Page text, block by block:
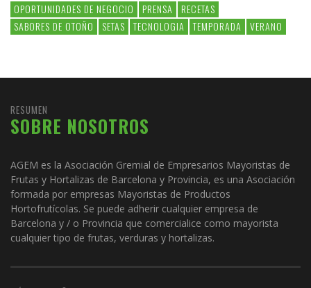
OPORTUNIDADES DE NEGOCIO
PRENSA
RECETAS
SABORES DE OTOÑO
SETAS TECNOLOGIA TEMPORADA VERANO
RESUMEN
SOBRE NOSOTROS
AGEM es la Asociación Gremial de Empresarios Mayoristas de
Frutas y Hortalizas de Barcelona y Provincia, es una Asociación
formada por empresas Mayoristas de Productos
Hortofrutícolas. Se puede adherir cualquier empresa de
Barcelona y / o Provincia que comercialice como mayorista
cualquier tipo de frutas, verduras y hortalizas.